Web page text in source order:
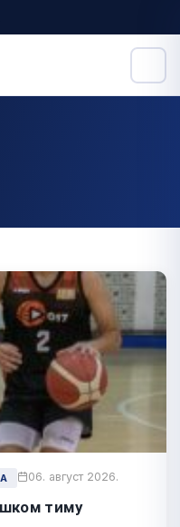
06. август 2026.
тиму